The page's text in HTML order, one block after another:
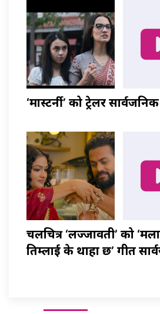
‘मास्टर्नी’ को ट्रेलर सार्वजनिक
चलचित्र ‘लज्जावती’ को
तिम्लाई के थाहा छ’ गीत